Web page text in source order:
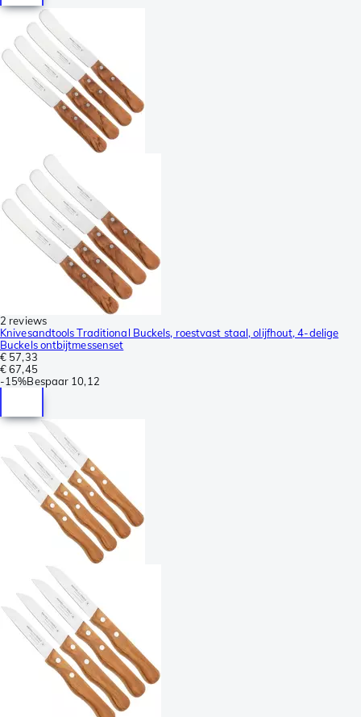
2 reviews
Knivesandtools Traditional Buckels, roestvast staal, olijfhout, 4-delige
Buckels ontbijtmessenset
€ 57,33
€ 67,45
-15%Bespaar 10,12